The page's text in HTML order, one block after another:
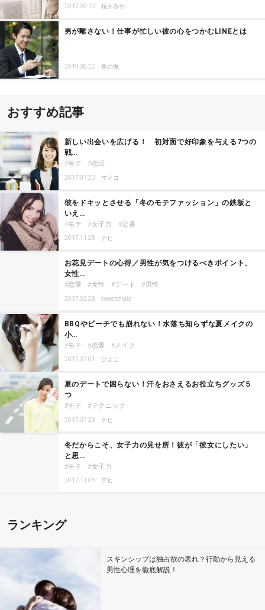
2017.09.10 桜井みや
男が離さない！仕事が忙しい彼の心をつかむLINEとは
2019.08.22 夜の兎
おすすめ記事
新しい出会いを広げる！ 初対面で好印象を与える7つの
戦…
モテ 恋活
2017.07.20 マメコ
彼をドキッとさせる「冬のモテファッション」の鉄板と
いえ…
モテ 女子力 定番
2017.11.28 テヒ
お花見デートの心得／男性が気をつけるべきポイント、
女性…
恋愛 女性 デート 男性
2017.03.28 sweetsholic
BBQやビーチでも崩れない！水落ち知らずな夏メイクの
小…
モテ 恋愛 メイク
2017.07.01 ひよこ
夏のデートで困らない！汗をおさえるお役立ちグッズ５
つ
モテ テクニック
2017.07.23 テヒ
冬だからこそ、女子力の見せ所！彼が「彼女にしたい」
と思…
モテ 女子力
2017.11.08 テヒ
ランキング
スキンシップは独占欲の表れ？行動から見える
男性心理を徹底解説！